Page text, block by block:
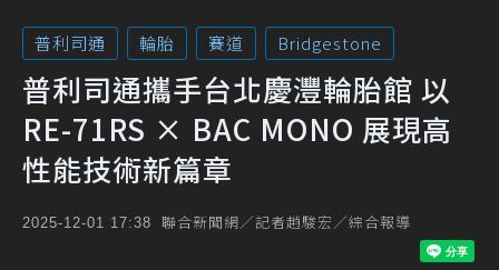
普利司通 輪胎 賽道 Bridgestone
普利司通攜手台北慶灃輪胎館 以
RE-71RS × BAC MONO 展現高
性能技術新篇章
2025-12-01 17:38 聯合新聞網／記者趙駿宏／綜合報導